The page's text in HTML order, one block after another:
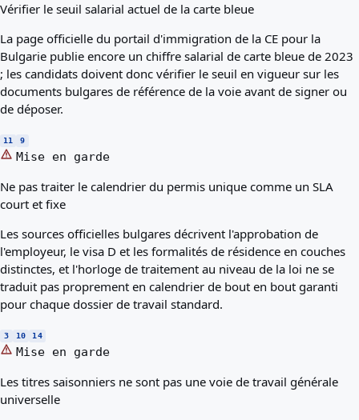
Vérifier le seuil salarial actuel de la carte bleue
La page officielle du portail d'immigration de la CE pour la
Bulgarie publie encore un chiffre salarial de carte bleue de 2023
; les candidats doivent donc vérifier le seuil en vigueur sur les
documents bulgares de référence de la voie avant de signer ou
de déposer.
11 9
Mise en garde
Ne pas traiter le calendrier du permis unique comme un SLA
court et fixe
Les sources officielles bulgares décrivent l'approbation de
l'employeur, le visa D et les formalités de résidence en couches
distinctes, et l'horloge de traitement au niveau de la loi ne se
traduit pas proprement en calendrier de bout en bout garanti
pour chaque dossier de travail standard.
3 10 14
Mise en garde
Les titres saisonniers ne sont pas une voie de travail générale
universelle